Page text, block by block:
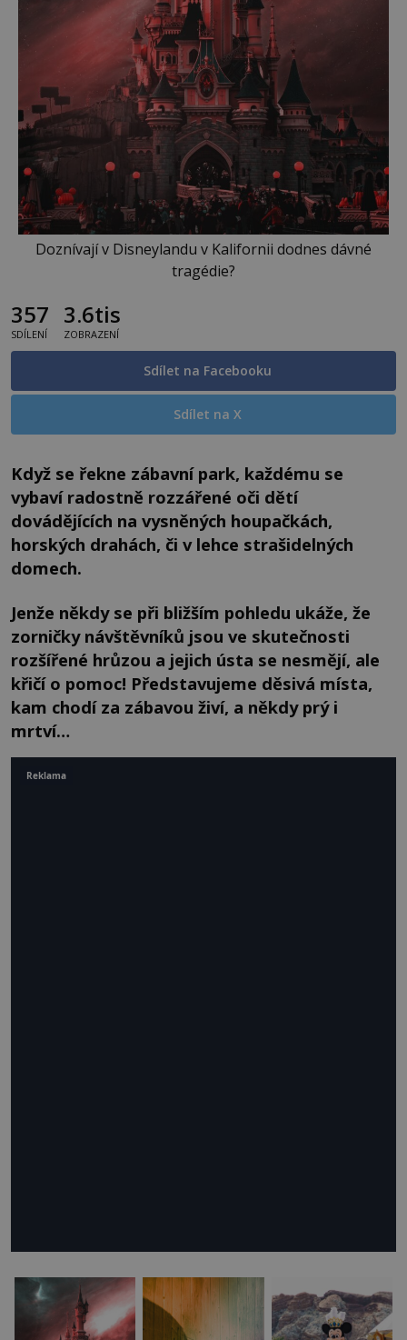
Doznívají v Disneylandu v Kalifornii dodnes dávné
tragédie?
357
SDÍLENÍ
3.6tis
ZOBRAZENÍ
Sdílet na Facebooku
Sdílet na X
Když se řekne zábavní park, každému se
vybaví radostně rozzářené oči dětí
dovádějících na vysněných houpačkách,
horských drahách, či v lehce strašidelných
domech.
Jenže někdy se při bližším pohledu ukáže, že
zorničky návštěvníků jsou ve skutečnosti
rozšířené hrůzou a jejich ústa se nesmějí, ale
křičí o pomoc! Představujeme děsivá místa,
kam chodí za zábavou živí, a někdy prý i
mrtví…
Reklama